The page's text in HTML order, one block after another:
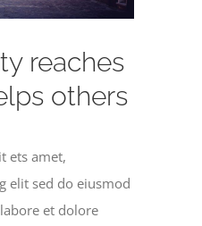
reaches
others
ets amet,
elit sed do eiusmod
et dolore